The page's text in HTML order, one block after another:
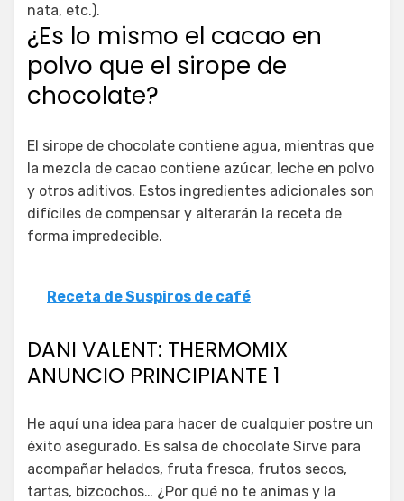
nata, etc.).
¿Es lo mismo el cacao en
polvo que el sirope de
chocolate?
El sirope de chocolate contiene agua, mientras que
la mezcla de cacao contiene azúcar, leche en polvo
y otros aditivos. Estos ingredientes adicionales son
difíciles de compensar y alterarán la receta de
forma impredecible.
Receta de Suspiros de café
DANI VALENT: THERMOMIX
ANUNCIO PRINCIPIANTE 1
He aquí una idea para hacer de cualquier postre un
éxito asegurado. Es salsa de chocolate Sirve para
acompañar helados, fruta fresca, frutos secos,
tartas, bizcochos… ¿Por qué no te animas y la